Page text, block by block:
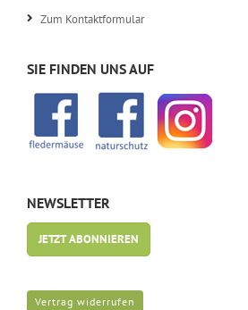
Zum Kontaktformular
SIE FINDEN UNS AUF
NEWSLETTER
JETZT ABONNIEREN
Vertrag widerrufen